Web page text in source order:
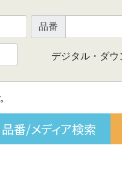
品番
デジタル・ダ
品番/メディア検索